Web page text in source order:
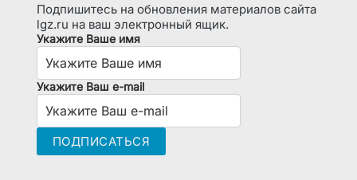
Подпишитесь на обновления материалов сайта
lgz.ru на ваш электронный ящик.
Укажите Ваше имя
Укажите Ваш e-mail